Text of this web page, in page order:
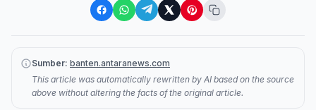
Sumber: banten.antaranews.com
This article was automatically rewritten by AI based on the source
above without altering the facts of the original article.